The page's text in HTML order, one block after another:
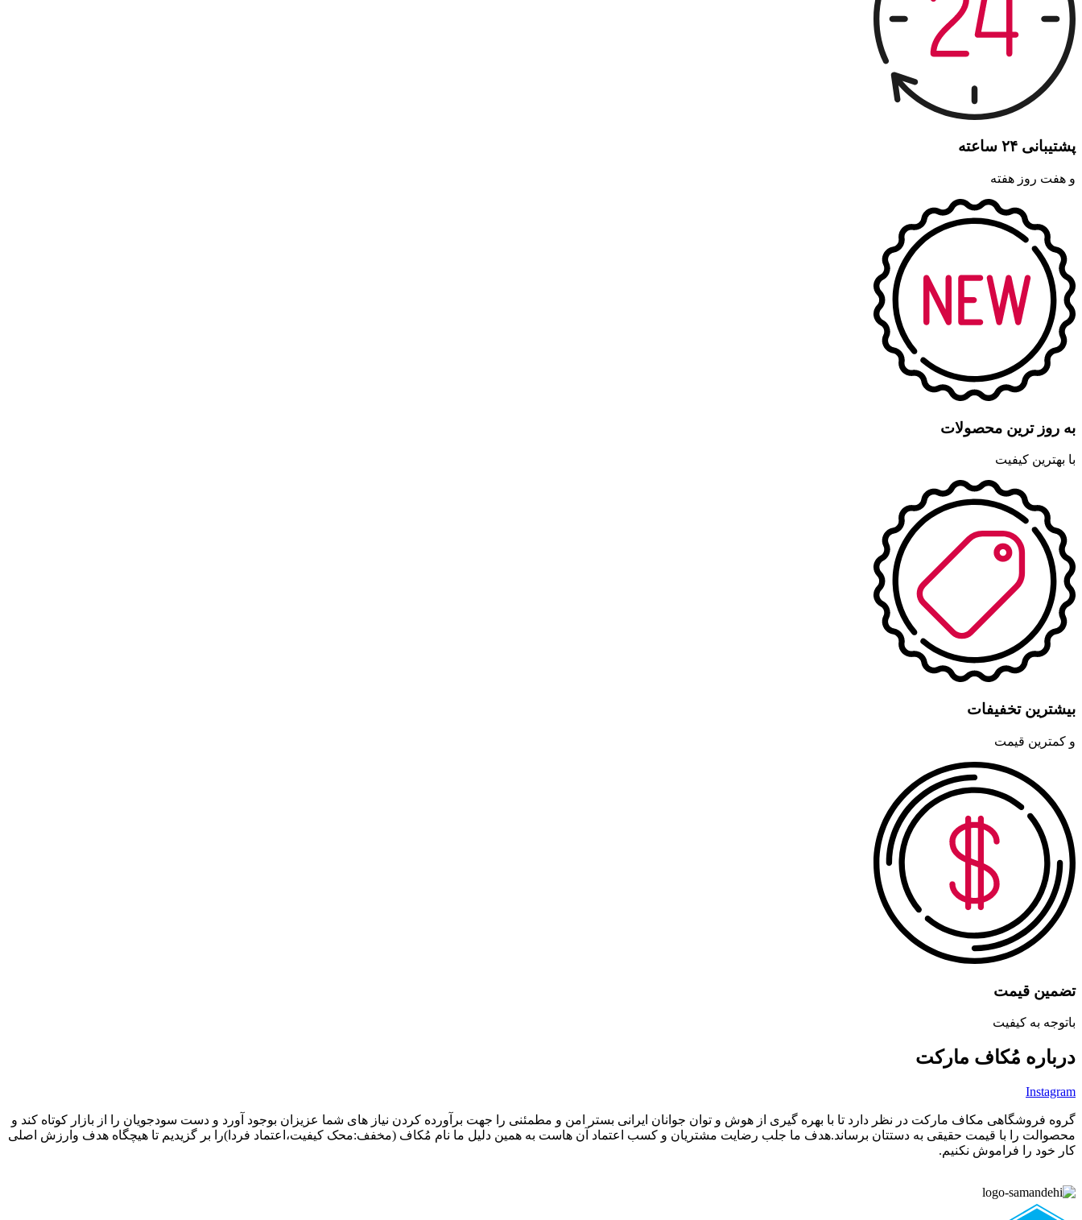
پشتیبانی ۲۴ ساعته
و هفت روز هفته
به روز ترین محصولات
با بهترین کیفیت
بیشترین تخفیفات
و کمترین قیمت
تضمین قیمت
باتوجه به کیفیت
درباره مُکاف مارکت
Instagram
گروه فروشگاهی مکاف مارکت در نظر دارد تا با بهره گیری از هوش و توان جوانان ایرانی بستر امن و مطمئنی را جهت برآورده کردن نیاز های شما عزیزان بوجود آورد و دست سودجویان را از بازار کوتاه کند و
محصوالت را با قیمت حقیقی به دستتان برساند.هدف ما جلب رضایت مشتریان و کسب اعتماد آن هاست به همین دلیل ما نام مُکاف (مخفف:محک کیفیت،اعتماد فردا)را بر گزیدیم تا هیچگاه هدف وارزش اصلی
کار خود را فراموش نکنیم.